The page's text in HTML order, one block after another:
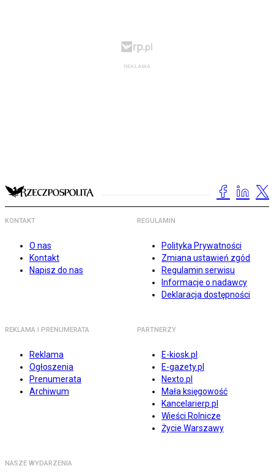
KONTAKT
O nas
Kontakt
Napisz do nas
REGULAMIN
Polityka Prywatności
Zmiana ustawień zgód
Regulamin serwisu
Informacje o nadawcy
Deklaracja dostępności
REKLAMA I PRENUMERATA
Reklama
Ogłoszenia
Prenumerata
Archiwum
PARTNERZY
E-kiosk.pl
E-gazety.pl
Nexto.pl
Mała księgowość
Kancelarierp.pl
Wieści Rolnicze
Życie Warszawy
NASZE WYDARZENIA